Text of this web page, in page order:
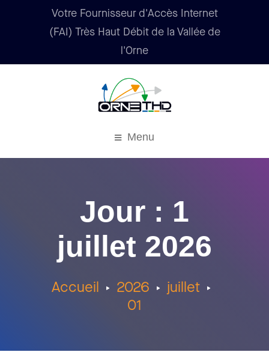
Votre Fournisseur d'Accès Internet
(FAI) Très Haut Débit de la Vallée de
l'Orne
Menu
Jour : 1
juillet 2026
Accueil 2026
juillet
01